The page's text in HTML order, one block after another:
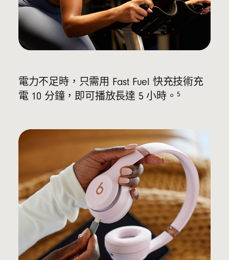
電力不足時，只需用 Fast Fuel 快充技術充
電 10 分鐘，即可播放長達 5 小時。 5